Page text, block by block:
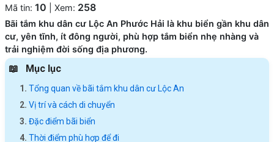
Mã tin: 10 | Xem: 258
Bãi tắm khu dân cư Lộc An Phước Hải là khu biển gần khu dân
cư, yên tĩnh, ít đông người, phù hợp tắm biển nhẹ nhàng và
trải nghiệm đời sống địa phương.
Mục lục
Tổng quan về bãi tắm khu dân cư Lộc An
Vị trí và cách di chuyển
Đặc điểm bãi biển
Thời điểm phù hợp để đi